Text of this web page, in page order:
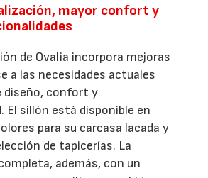
mayor confort y
de Ovalia incorpora mejoras
a las necesidades actuales
diseño, confort y
El sillón está disponible en
para su carcasa lacada y
de tapicerías. La
además, con un